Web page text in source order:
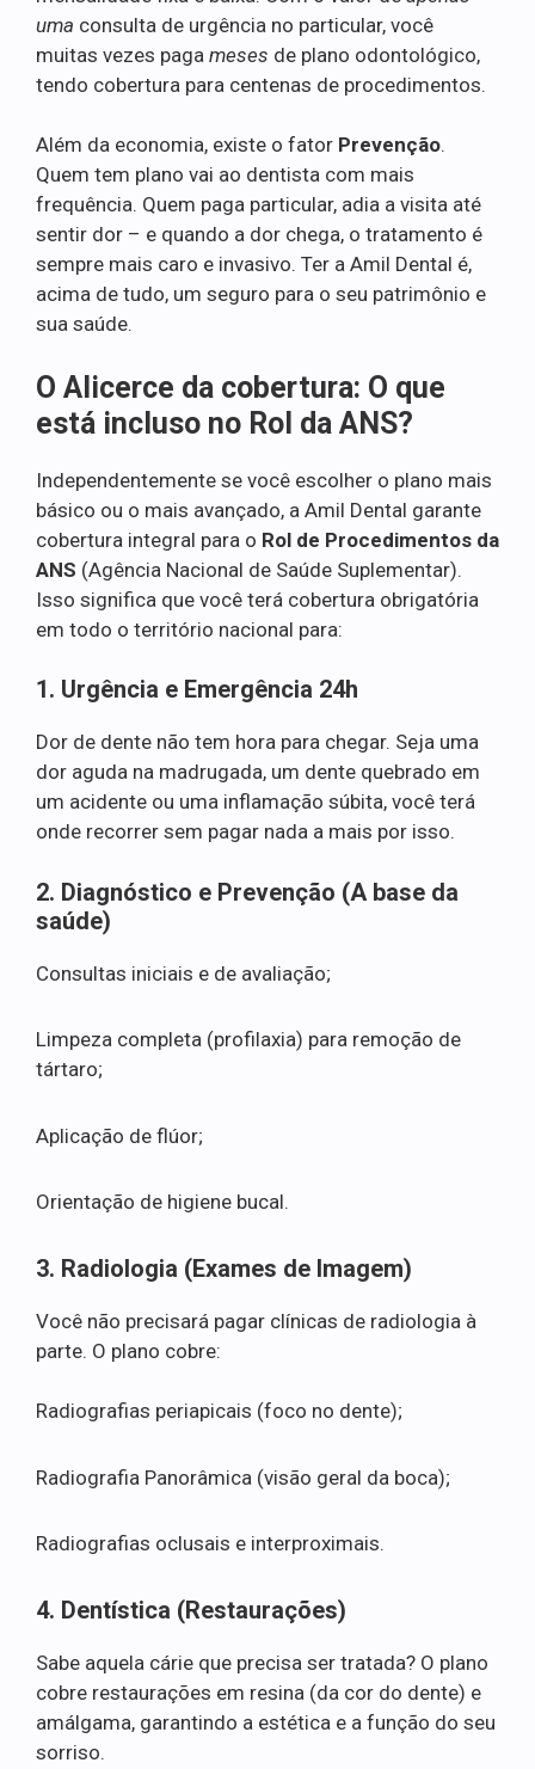
uma consulta de urgência no particular, você
muitas vezes paga meses de plano odontológico,
tendo cobertura para centenas de procedimentos.
Além da economia, existe o fator Prevenção.
Quem tem plano vai ao dentista com mais
frequência. Quem paga particular, adia a visita até
sentir dor – e quando a dor chega, o tratamento é
sempre mais caro e invasivo. Ter a Amil Dental é,
acima de tudo, um seguro para o seu patrimônio e
sua saúde.
O Alicerce da cobertura: O que
está incluso no Rol da ANS?
Independentemente se você escolher o plano mais
básico ou o mais avançado, a Amil Dental garante
cobertura integral para o Rol de Procedimentos da
ANS (Agência Nacional de Saúde Suplementar).
Isso significa que você terá cobertura obrigatória
em todo o território nacional para:
1. Urgência e Emergência 24h
Dor de dente não tem hora para chegar. Seja uma
dor aguda na madrugada, um dente quebrado em
um acidente ou uma inflamação súbita, você terá
onde recorrer sem pagar nada a mais por isso.
2. Diagnóstico e Prevenção (A base da
saúde)
Consultas iniciais e de avaliação;
Limpeza completa (profilaxia) para remoção de
tártaro;
Aplicação de flúor;
Orientação de higiene bucal.
3. Radiologia (Exames de Imagem)
Você não precisará pagar clínicas de radiologia à
parte. O plano cobre:
Radiografias periapicais (foco no dente);
Radiografia Panorâmica (visão geral da boca);
Radiografias oclusais e interproximais.
4. Dentística (Restaurações)
Sabe aquela cárie que precisa ser tratada? O plano
cobre restaurações em resina (da cor do dente) e
amálgama, garantindo a estética e a função do seu
sorriso.